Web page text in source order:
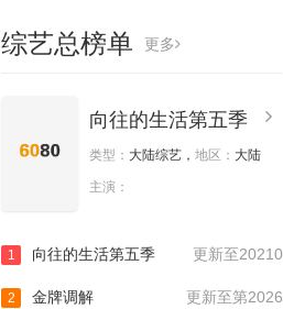
综艺总榜单 更多
向往的生活第五季
类型： 大陆综艺， 地区： 大陆
主演：
更新至20210
1 向往的生活第五季
更新至第2026
2 金牌调解